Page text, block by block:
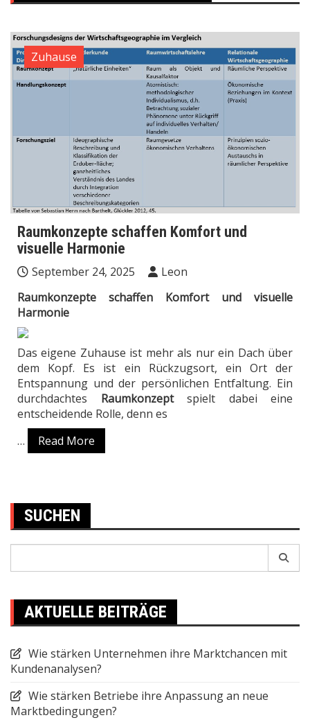
Zuhause
Raumkonzepte schaffen Komfort und
visuelle Harmonie
September 24, 2025
Leon
Raumkonzepte schaffen Komfort und visuelle
Harmonie
Das eigene Zuhause ist mehr als nur ein Dach über
dem Kopf. Es ist ein Rückzugsort, ein Ort der
Entspannung und der persönlichen Entfaltung. Ein
durchdachtes Raumkonzeptspielt dabei eine
entscheidende Rolle, denn es
…
Read More
SUCHEN
AKTUELLE BEITRÄGE
Wie stärken Unternehmen ihre Marktchancen mit
Kundenanalysen?
Wie stärken Betriebe ihre Anpassung an neue
Marktbedingungen?